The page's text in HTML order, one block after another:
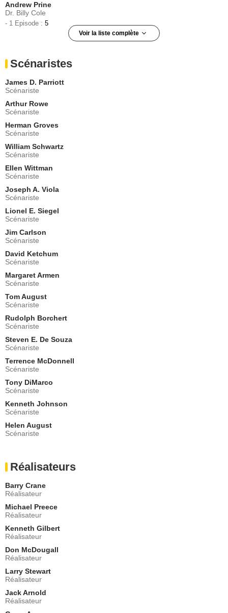
Andrew Prine
Dr. Billy Cole
- 1 Episode : 5
Voir la liste complète
- 1 Episode :6
Lui-même
- 1 Episode :
Philip Abbott
Dr. Arlo Kelso
- 1 Episode :9
Richard Erdman
Terrence Quinn
- 1 Episode :
Roger Perry
Dr. Thomas Tharp
- 1 Episode :12
Eduard Franz
Ky
- 1 Episode :
Jim McMullan
Casey
- 1 Episode :15
Helen Hunt
Princesse Aura
- 1 Episode :
Frank Converse
Commander Jed Kimball
- 1 Episode :17
Nehemiah Persoff
Dr. Philip Jennings
- 1 Episode :
John Reilly
Sam Sloan
- 1 Episode :
Keenan Wynn
Gustave
- 1 Episode :
Skip Homeier
Senateur Renshaw
Crosby
- 1 Episode :
Lee De Broux
Bill Tyler
- 1 Episode :2
Jason Evers
Radnik
- 1 Episode :
Don Pedro Colley
Duma
- 1 Episode : 6
Bernard Behrens
Major Petrov
- 1 Episode :
Scénaristes
James D. Parriott
Scénariste
Arthur Rowe
Scénariste
Herman Groves
Scénariste
William Schwartz
Scénariste
Ellen Wittman
Scénariste
Joseph A. Viola
Scénariste
Lionel E. Siegel
Scénariste
Jim Carlson
Scénariste
David Ketchum
Scénariste
Margaret Armen
Scénariste
Tom August
Scénariste
Rudolph Borchert
Scénariste
Steven E. De Souza
Scénariste
Terrence McDonnell
Scénariste
Tony DiMarco
Scénariste
Kenneth Johnson
Scénariste
Helen August
Scénariste
Réalisateurs
Barry Crane
Réalisateur
Michael Preece
Réalisateur
Kenneth Gilbert
Réalisateur
Don McDougall
Réalisateur
Larry Stewart
Réalisateur
Jack Arnold
Réalisateur